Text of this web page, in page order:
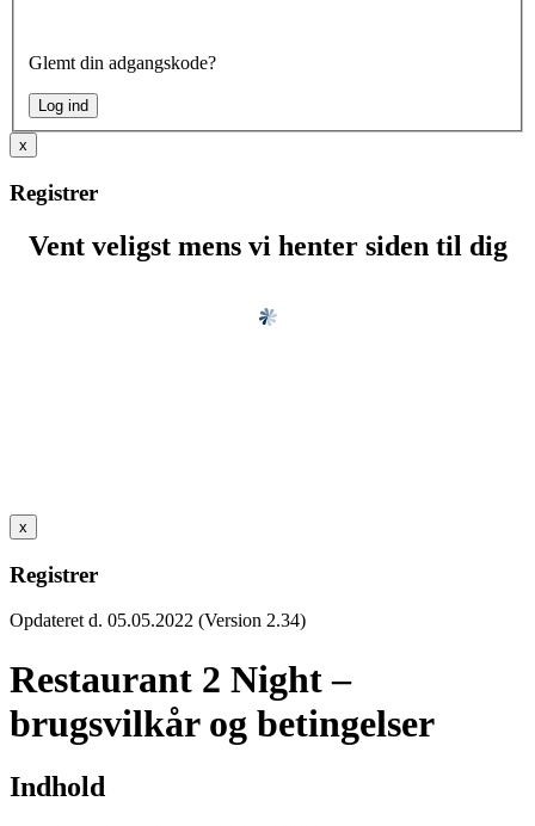
Glemt din adgangskode?
x
Registrer
Vent veligst mens vi henter siden til dig
x
Registrer
Opdateret d. 05.05.2022 (Version 2.34)
Restaurant 2 Night –
brugsvilkår og betingelser
Indhold